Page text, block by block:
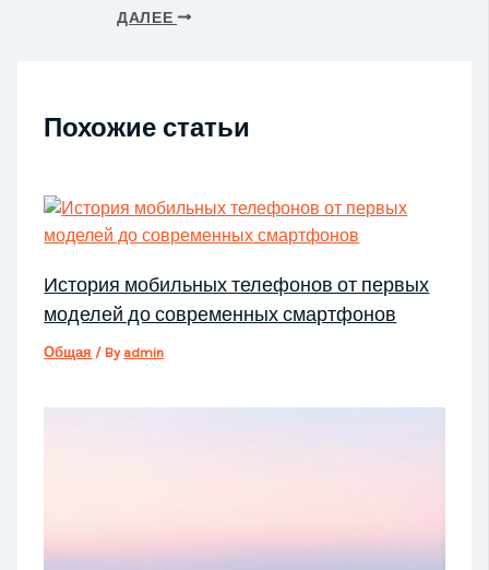
ДАЛЕЕ
Похожие статьи
История мобильных телефонов от первых
моделей до современных смартфонов
Общая / By admin